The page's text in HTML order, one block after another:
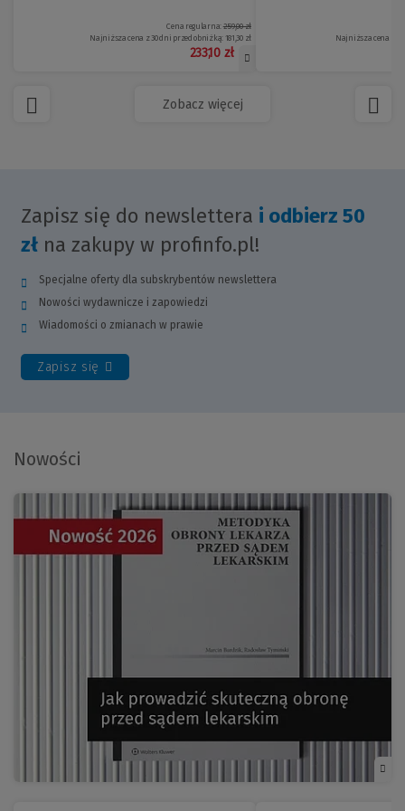
Cena regularna:259,00 zł
Najniższa cena z 30 dni przed obniżką: 181,30 zł
233,10 zł
Najniższa cena z
Zobacz więcej
Zapisz się do newslettera i odbierz 50
zł na zakupy w profinfo.pl!
Specjalne oferty dla subskrybentów newslettera
Nowości wydawnicze i zapowiedzi
Wiadomości o zmianach w prawie
Zapisz się
Nowości
okno)